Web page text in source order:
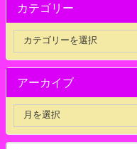
カテゴリー
アーカイブ